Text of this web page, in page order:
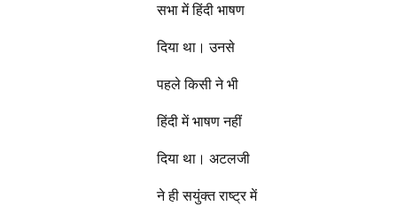
सभा में हिंदी भाषण
दिया था। उनसे
पहले किसी ने भी
हिंदी में भाषण नहीं
दिया था। अटलजी
ने ही सयुंक्त राष्ट्र में